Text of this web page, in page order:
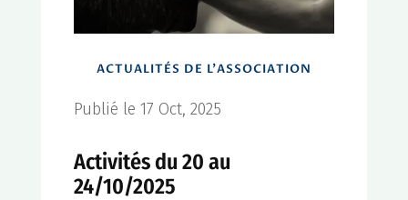
ACTUALITÉS DE L'ASSOCIATION
Publié le 17 Oct, 2025
Activités du 20 au
24/10/2025